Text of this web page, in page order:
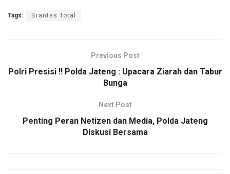
ce
o
tt ail
A
p
n
k
Tags: Brantas Total
Previous Post
Polri Presisi !! Polda Jateng : Upacara Ziarah dan Tabur
Bunga
Next Post
Penting Peran Netizen dan Media, Polda Jateng
Diskusi Bersama